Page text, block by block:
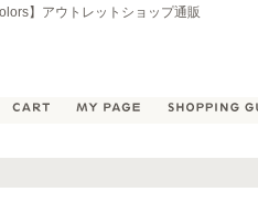
】アウトレットショップ通販
LOGIN CART MY PAGE